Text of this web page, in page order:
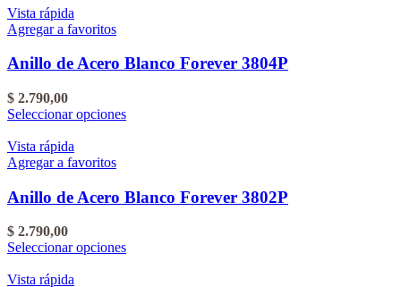
del
producto
Las
pueden
elegir
del
producto
Vista rápida
Agregar a favoritos
Anillo de Acero Blanco Forever 3804P
$ 2.790,00
Seleccionar opcionesEste
Las
opciones
pueden
elegir
Vista rápida
Agregar a favoritos
Anillo de Acero Blanco Forever 3802P
$ 2.790,00
Seleccionar opcionesEste
Vista rápida